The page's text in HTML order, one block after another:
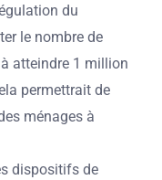
du
le nombre de
atteindre 1 million
permettrait de
ménages à
dispositifs de